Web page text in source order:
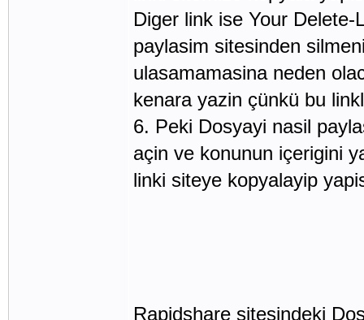
Diger link ise Your
paylasim sitesinden
ulasamamasina neden
kenara yazin çünkü bu
6. Peki Dosyayi nasil
açin ve konunun içerigini
linki siteye kopyalayip
Rapidshare sitesindeki